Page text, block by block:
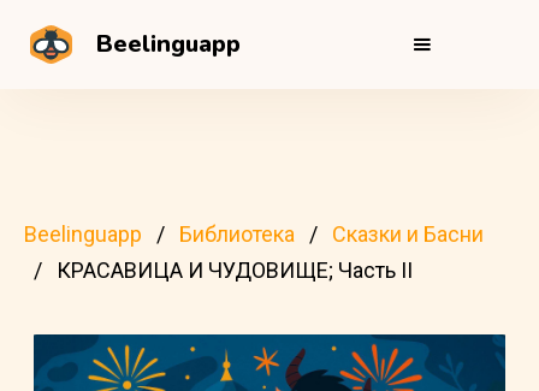
Beelinguapp
Beelinguapp Библиотека
Сказки и Басни
КРАСАВИЦА И ЧУДОВИЩЕ; Часть II